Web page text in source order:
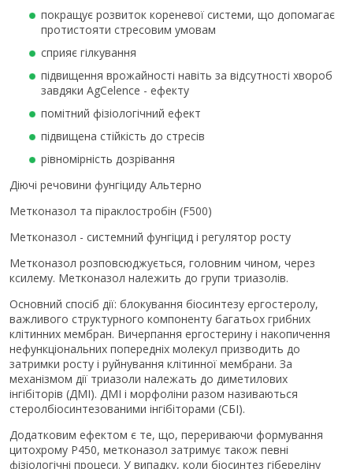
покращує розвиток кореневої системи, що допомагає
протистояти стресовим умовам
сприяє гілкування
підвищення врожайності навіть за відсутності хвороб
завдяки AgCelence - ефекту
помітний фізіологічний ефект
підвищена стійкість до стресів
рівномірність дозрівання
Діючі речовини фунгіциду Альтерно
Метконазол та піраклостробін (F500)
Метконазол - системний фунгіцид і регулятор росту
Метконазол розповсюджується, головним чином, через
ксилему. Метконазол належить до групи триазолів.
Основний спосіб дії: блокування біосинтезу ергостеролу,
важливого структурного компоненту багатьох грибних
клітинних мембран. Вичерпання ергостерину і накопичення
нефункціональних попередніх молекул призводить до
затримки росту і руйнування клітинної мембрани. За
механізмом дії триазоли належать до диметилових
інгібіторів (ДМІ). ДМІ і морфоліни разом називаються
стеролбіосинтезованими інгібіторами (СБІ).
Додатковим ефектом є те, що, перериваючи формування
цитохрому P450, метконазол затримує також певні
фізіологічні процеси. У випадку, коли біосинтез гібереліну